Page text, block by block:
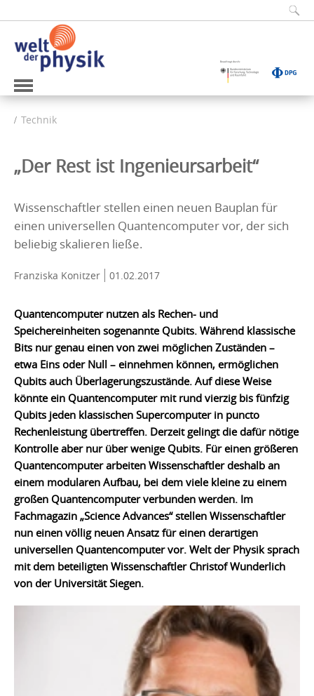
Technik
„Der Rest ist Ingenieursarbeit“
Wissenschaftler stellen einen neuen Bauplan für
einen universellen Quantencomputer vor, der sich
beliebig skalieren ließe.
Franziska Konitzer 01.02.2017
Quantencomputer nutzen als Rechen- und
Speichereinheiten sogenannte Qubits. Während klassische
Bits nur genau einen von zwei möglichen Zuständen –
etwa Eins oder Null – einnehmen können, ermöglichen
Qubits auch Überlagerungszustände. Auf diese Weise
könnte ein Quantencomputer mit rund vierzig bis fünfzig
Qubits jeden klassischen Supercomputer in puncto
Rechenleistung übertreffen. Derzeit gelingt die dafür nötige
Kontrolle aber nur über wenige Qubits. Für einen größeren
Quantencomputer arbeiten Wissenschaftler deshalb an
einem modularen Aufbau, bei dem viele kleine zu einem
großen Quantencomputer verbunden werden. Im
Fachmagazin „Science Advances“ stellen Wissenschaftler
nun einen völlig neuen Ansatz für einen derartigen
universellen Quantencomputer vor. Welt der Physik sprach
mit dem beteiligten Wissenschaftler Christof Wunderlich
von der Universität Siegen.